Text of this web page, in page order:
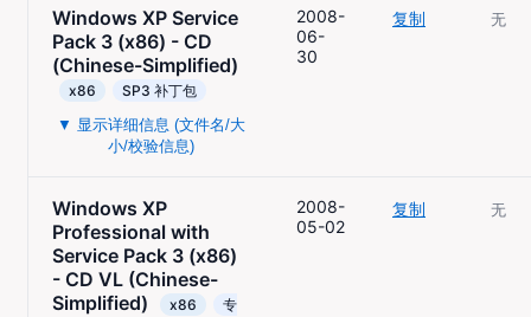
Windows XP Service
Pack 3 (x86) - CD
(Chinese-Simplified)
x86
SP3 补丁包
▼ 显示详细信息 (文件名/大
小/校验信息)
2008-
06-
30
复制 无
Windows XP
Professional with
Service Pack 3 (x86)
- CD VL (Chinese-
Simplified)
x86
专
2008-
05-02
复制 无